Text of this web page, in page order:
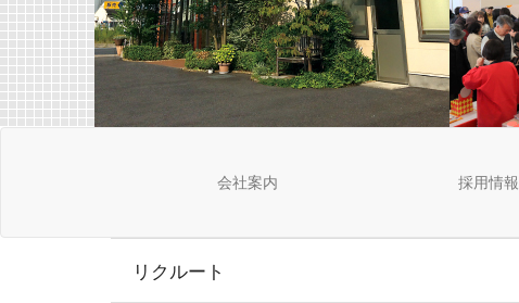
会社案内 採用情報
リクルート